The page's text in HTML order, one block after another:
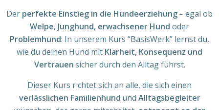
Der perfekte Einstieg in die Hundeerziehung– egal ob
Welpe, Junghund, erwachsener Hund oder
Problemhund: In unserem Kurs “BasisWerk” lernst du,
wie du deinen Hund mit Klarheit, Konsequenz und
Vertrauensicher durch den Alltag führst.
Dieser Kurs richtet sich an alle, die sich einen
verlässlichen Familienhund und Alltagsbegleiter